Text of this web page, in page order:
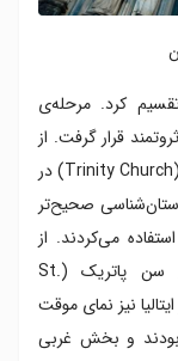
را می‌توان به ۲ مرحله تقسیم کرد. مرحله‌ی
قرار گرفت. از
نمونه‌های این سبک می‌توان به کلیسای ترینیتی (Trinity Church) در
صحیح‌تر
می‌کردند. از
نمونه‌های این سبک می‌توان کلیسای جامع سن پاتریک (St.
بودند و بخش غربی